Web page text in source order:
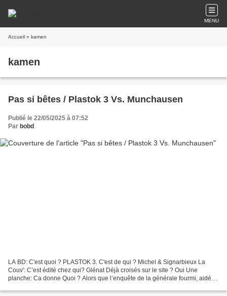
MENU
Accueil » kamen
kamen
Pas si bêtes / Plastok 3 Vs. Munchausen
Publié le 22/05/2025 à 07:52
Par bobd
LA BD: C'est quoi ? PLASTOK 3. C'est de qui ? Michel & Signarbieux La
Couv': C’est édité chez qui? Glénat Déjà croisés sur le site ? Oui Une
planche: Ca donne Quoi ? Alors que l’enquête de la générale fourmi, aidée